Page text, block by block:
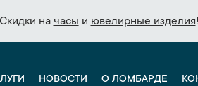
Скидки на часы и ювелирные изделия!
Скидки на часы и ювелирные изделия!
НОВОСТИ О ЛОМБАРДЕ